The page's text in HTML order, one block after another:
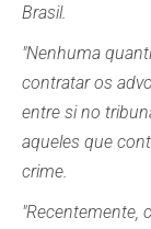
Brasil.
"Nenhuma
contratar os
entre si no
aqueles que
crime.
"Recentemente,